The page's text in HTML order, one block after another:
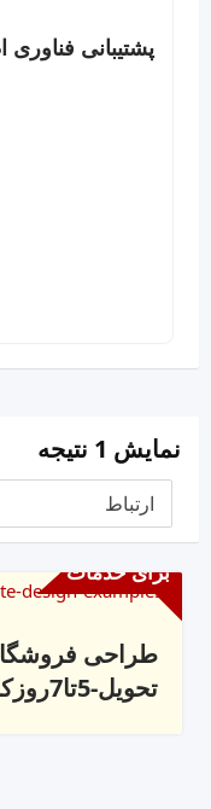
پشتیبانی
نمایش 1 نتیجه
برای خدمات
طراحی
تحویل-5تا7روزکاری